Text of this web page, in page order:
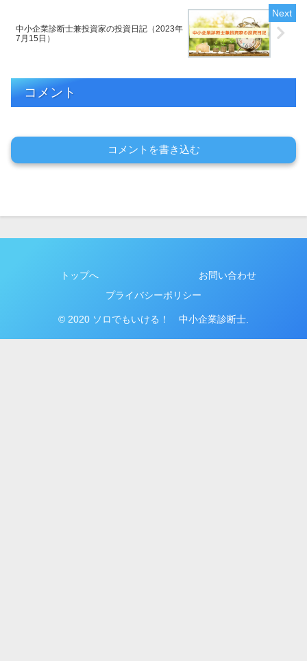
中小企業診断士兼投資家の投資日記（2023年
7月15日）
コメント
コメントを書き込む
トップへ
お問い合わせ
プライバシーポリシー
© 2020 ソロでもいける！ 中小企業診断士.